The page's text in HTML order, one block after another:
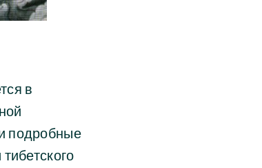
в
подробные